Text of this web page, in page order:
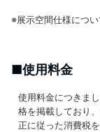
※展示空間仕様につい
■使用料金
使用料金につきま
格を掲載しており
正に従った消費税